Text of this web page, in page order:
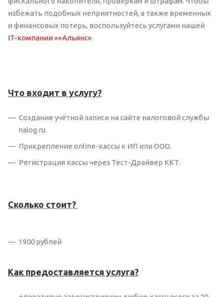
избежать подобных неприятностей, а также временных
и финансовых потерь, воспользуйтесь услугами нашей
IT-компании «+Альянс».
Что входит в услугу?
Создание учётной записи на сайте налоговой службы
nalog.ru.
Прикрепление online-кассы к ИП или ООО.
Регистрация кассы через Тест-Драйвер ККТ.
Сколько стоит?
1900 рублей
Как предоставляется услуга?